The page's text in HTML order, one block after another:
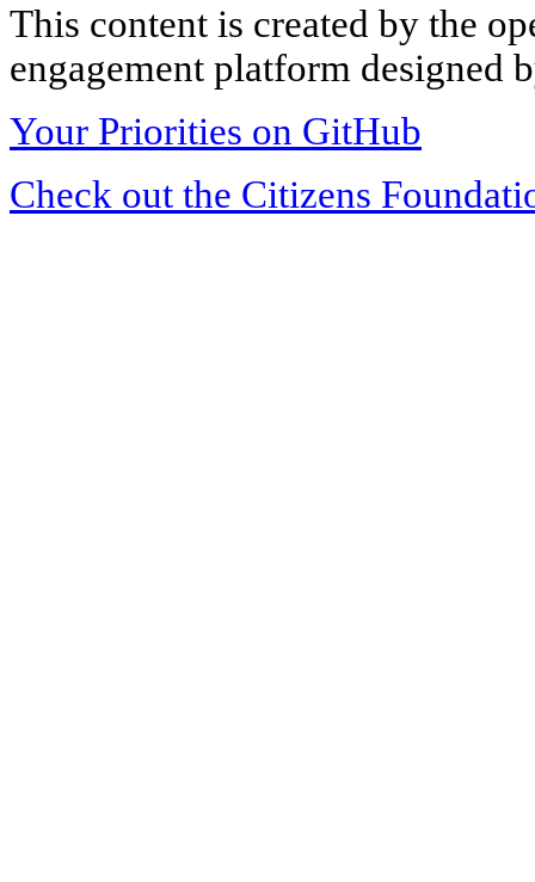
This content is created by the
engagement platform designed
Your Priorities on GitHub
Check out the Citizens